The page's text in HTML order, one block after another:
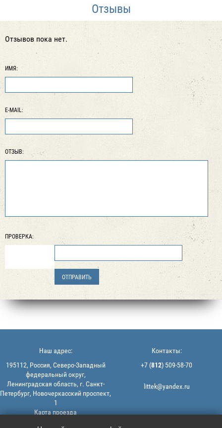
Отзывы
Отзывов пока нет.
ИМЯ:
E-MAIL:
ОТЗЫВ:
ПРОВЕРКА:
Наш адрес:
195112, Россия, Северо-Западный
федеральный округ,
Ленинградская область, г. Санкт-
Петербург, Новочеркасский проспект,
1
Карта проезда
Контакты:
+7 (812) 509-58-70
littek@yandex.ru